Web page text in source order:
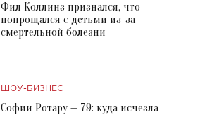
Фил Коллинз признался, что
попрощался с детьми из-за
смертельной болезни
ШОУ-БИЗНЕС
Софии Ротару — 79: куда исчезла